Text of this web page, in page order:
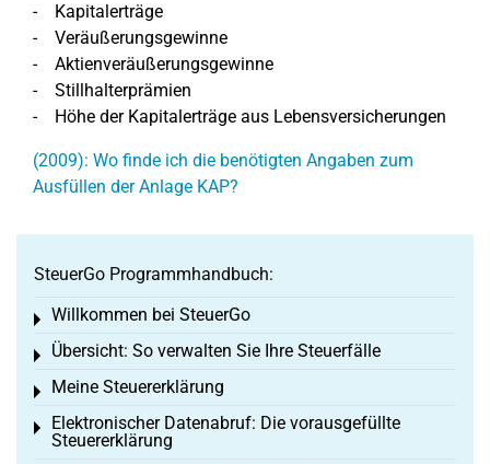
- Kapitalerträge
- Veräußerungsgewinne
- Aktienveräußerungsgewinne
- Stillhalterprämien
- Höhe der Kapitalerträge aus Lebensversicherungen
(2009): Wo finde ich die benötigten Angaben zum
Ausfüllen der Anlage KAP?
SteuerGo Programmhandbuch:
Willkommen bei SteuerGo
Toggle menu
Übersicht: So verwalten Sie Ihre Steuerfälle
Toggle menu
Meine Steuererklärung
Toggle menu
Elektronischer Datenabruf: Die vorausgefüllte
Steuererklärung
Toggle menu